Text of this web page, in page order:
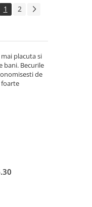
1 2
placuta si
bani. Becurile
de
foarte